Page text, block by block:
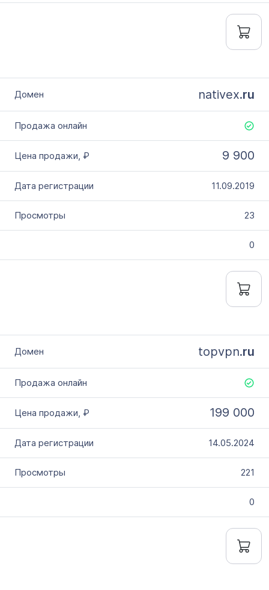
nativex.ru
9 900
11.09.2019
23
0
topvpn.ru
199 000
14.05.2024
221
0